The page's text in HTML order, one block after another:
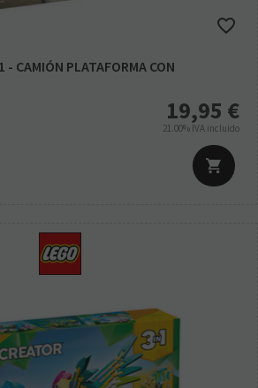
- CAMIÓN PLATAFORMA CON
19,95 €
21.00% IVA incluido